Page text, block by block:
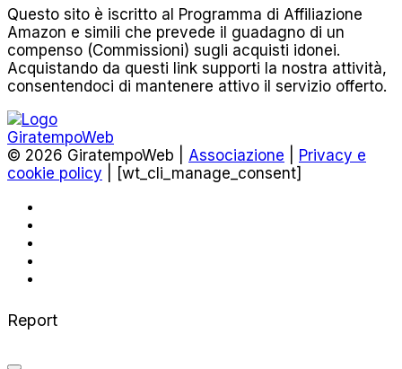
Questo sito è iscritto al Programma di Affiliazione
Amazon e simili che prevede il guadagno di un
compenso (Commissioni) sugli acquisti idonei.
Acquistando da questi link supporti la nostra attività,
consentendoci di mantenere attivo il servizio offerto.
© 2026 GiratempoWeb | Associazione
Privacy e
cookie policy | [wt_cli_manage_consent]
Report